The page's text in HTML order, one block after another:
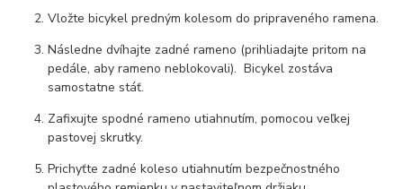
Vložte bicykel predným kolesom do pripraveného ramena.
Následne dvíhajte zadné rameno (prihliadajte pritom na
pedále, aby rameno neblokovali). Bicykel zostáva
samostatne stáť.
Zafixujte spodné rameno utiahnutím, pomocou veľkej
pastovej skrutky.
Prichyťte zadné koleso utiahnutím bezpečnostného